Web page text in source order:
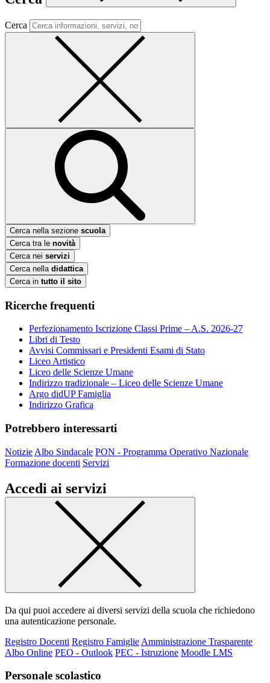
Cerca
Cerca nella sezione scuola
Cerca tra le novità
Cerca nei servizi
Cerca nella didattica
Cerca in tutto il sito
Ricerche frequenti
Perfezionamento Iscrizione Classi Prime – A.S. 2026-27
Libri di Testo
Avvisi Commissari e Presidenti Esami di Stato
Liceo Artistico
Liceo delle Scienze Umane
Indirizzo tradizionale – Liceo delle Scienze Umane
Argo didUP Famiglia
Indirizzo Grafica
Potrebbero interessarti
Notizie Albo Sindacale PON - Programma Operativo Nazionale
Formazione docenti Servizi
Accedi ai servizi
Da qui puoi accedere ai diversi servizi della scuola che richiedono
una autenticazione personale.
Registro Docenti Registro Famiglie Amministrazione Trasparente
Albo Online PEO - Outlook PEC - Istruzione Moodle LMS
Personale scolastico